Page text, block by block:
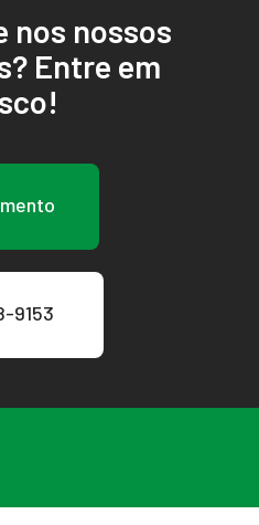
nos nossos
Entre em
9153